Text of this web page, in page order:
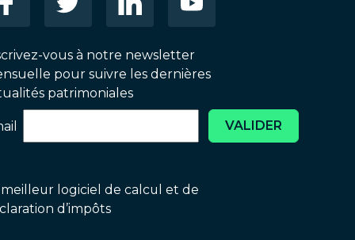
vous à notre newsletter
pour suivre les dernières
patrimoniales
VALIDER
logiciel de calcul et de
d’impôts